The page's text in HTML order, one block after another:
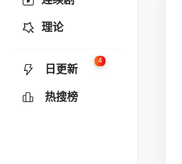
理论
日更新
4
热搜榜